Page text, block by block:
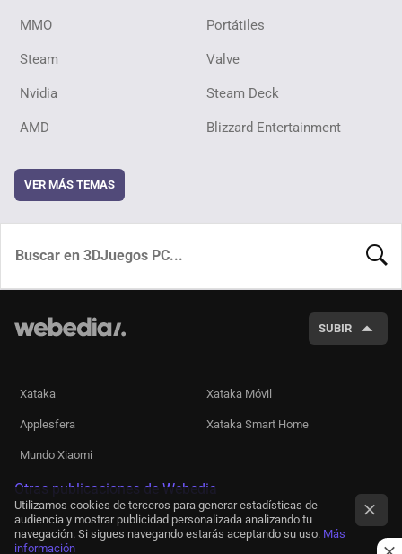
MMO Portátiles
Steam Valve
Nvidia Steam Deck
AMD Blizzard Entertainment
VER MÁS TEMAS
SUBIR
Xataka Xataka Móvil
Applesfera Xataka Smart Home
Mundo Xiaomi
Otras publicaciones de Webedia
Utilizamos cookies de terceros para generar estadísticas de
audiencia y mostrar publicidad personalizada analizando tu
navegación. Si sigues navegando estarás aceptando su uso. Más
información